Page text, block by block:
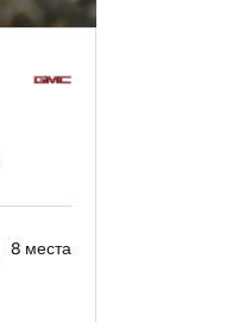
8 места